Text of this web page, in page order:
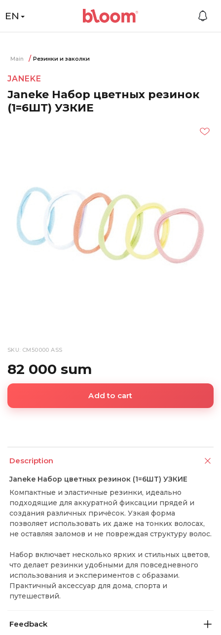
EN
Main Резинки и заколки
JANEKE
Janeke Набор цветных резинок
(1=6ШТ) УЗКИЕ
SKU: CM50000 ASS
82 000 sum
Add to cart
Description
Janeke Набор цветных резинок (1=6ШТ) УЗКИЕ
Компактные и эластичные резинки, идеально
подходящие для аккуратной фиксации прядей и
создания различных причёсок. Узкая форма
позволяет использовать их даже на тонких волосах,
не оставляя заломов и не повреждая структуру волос.
Набор включает несколько ярких и стильных цветов,
что делает резинки удобными для повседневного
использования и экспериментов с образами.
Практичный аксессуар для дома, спорта и
путешествий.
Feedback